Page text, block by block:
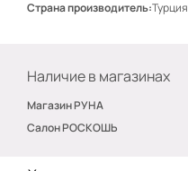
Страна производитель:Турция
Наличие в магазинах
Магазин РУНА
Салон РОСКОШЬ
Алый